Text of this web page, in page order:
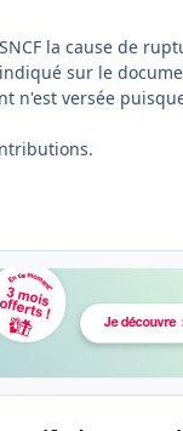
la cause de
sur le
n'est versée